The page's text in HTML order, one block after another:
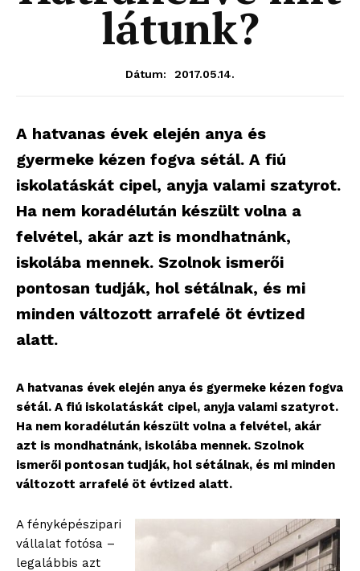
látunk?
Dátum: 2017.05.14.
A hatvanas évek elején anya és
gyermeke kézen fogva sétál. A fiú
iskolatáskát cipel, anyja valami szatyrot.
Ha nem koradélután készült volna a
felvétel, akár azt is mondhatnánk,
iskolába mennek. Szolnok ismerői
pontosan tudják, hol sétálnak, és mi
minden változott arrafelé öt évtized
alatt.
A hatvanas évek elején anya és gyermeke kézen fogva
sétál. A fiú iskolatáskát cipel, anyja valami szatyrot.
Ha nem koradélután készült volna a felvétel, akár
azt is mondhatnánk, iskolába mennek. Szolnok
ismerői pontosan tudják, hol sétálnak, és mi minden
változott arrafelé öt évtized alatt.
A fényképészipari
vállalat fotósa –
legalábbis azt